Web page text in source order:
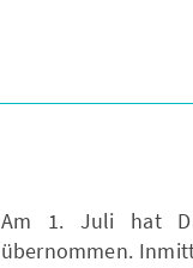
Am 1. Juli hat
übernommen.